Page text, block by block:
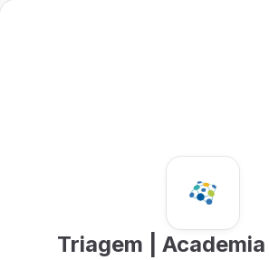
Triagem |